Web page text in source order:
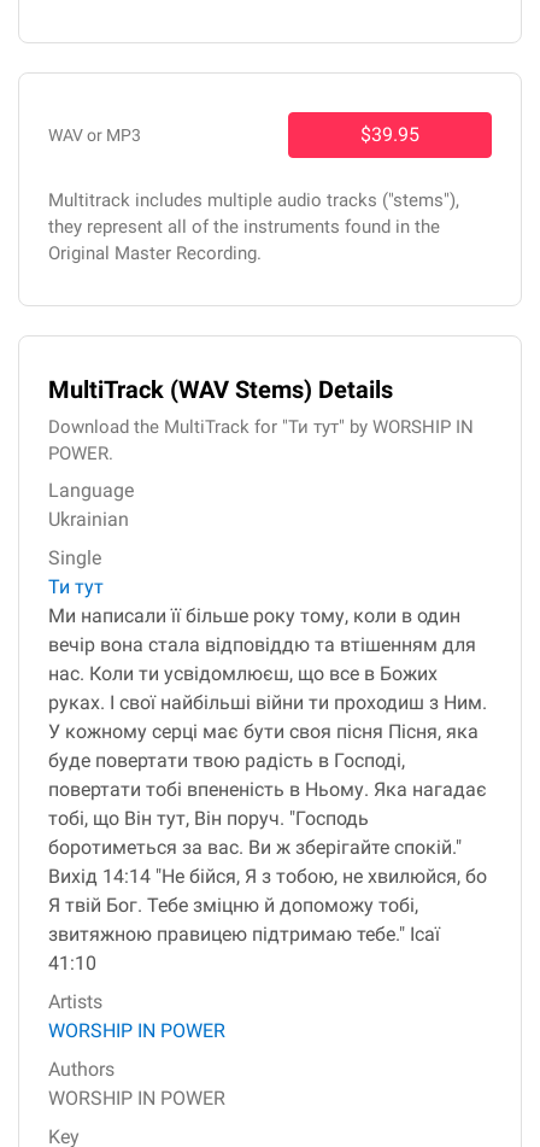
WAV or MP3 $39.95
Multitrack includes multiple audio tracks ("stems"),
they represent all of the instruments found in the
Original Master Recording.
MultiTrack (WAV Stems) Details
Download the MultiTrack for "Ти тут" by WORSHIP IN
POWER.
Language
Ukrainian
Single
Ти тут
Ми написали її більше року тому, коли в один
вечір вона стала відповіддю та втішенням для
нас. Коли ти усвідомлюєш, що все в Божих
руках. І свої найбільші війни ти проходиш з Ним.
У кожному серці має бути своя пісня Пісня, яка
буде повертати твою радість в Господі,
повертати тобі впененість в Ньому. Яка нагадає
тобі, що Він тут, Він поруч. "Господь
боротиметься за вас. Ви ж зберігайте спокій."
Вихід 14:14 "Не бійся, Я з тобою, не хвилюйся, бо
Я твій Бог. Тебе зміцню й допоможу тобі,
звитяжною правицею підтримаю тебе." Ісаї
41:10
Artists
WORSHIP IN POWER
Authors
WORSHIP IN POWER
Key